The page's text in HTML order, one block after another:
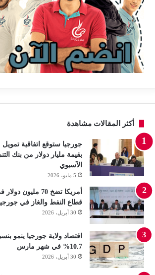
أكثر المقالات مشاهدة
جورجيا ستوقع اتفاقية تمويل
بقيمة مليار دولار من بنك
الآسيوي
5 مايو، 2026
أمريكا تضخ 70 مليون
قطاع النفط والغاز في
30 أبريل، 2026
اقتصاد ولاية جورجيا ينمو
10.7% في شهر مارس
30 أبريل، 2026